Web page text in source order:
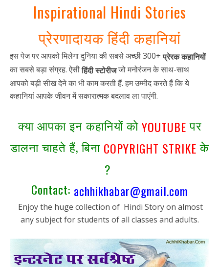
Inspirational Hindi Stories
प्रेरणादायक हिंदी कहानियां
इस पेज पर आपको मिलेगा दुनिया की सबसे अच्छी 300+प्रेरक कहानियों
का सबसे बड़ा संग्रह. ऐसीहिंदी स्टोरीजजो मनोरंजन के साथ-साथ
आपको बड़ी सीख देने का भी काम करती हैं. हम उम्मीद करते हैं कि ये
कहानियां आपके जीवन में सकारात्मक बदलाव ला पाएंगी.
क्या आपका इन कहानियों कोYOUTUBEपर
डालना चाहते हैं, बिना COPYRIGHT STRIKEके
?
Contact: achhikhabar@gmail.com
Enjoy the huge collection of Hindi Story on almost
any subject for students of all classes and adults.